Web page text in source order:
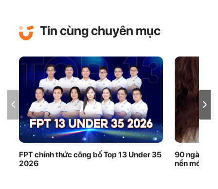
Tin cùng chuyên mục
FPT chính thức công bố Top 13 Under 35
2026
90 ngày
nền móng